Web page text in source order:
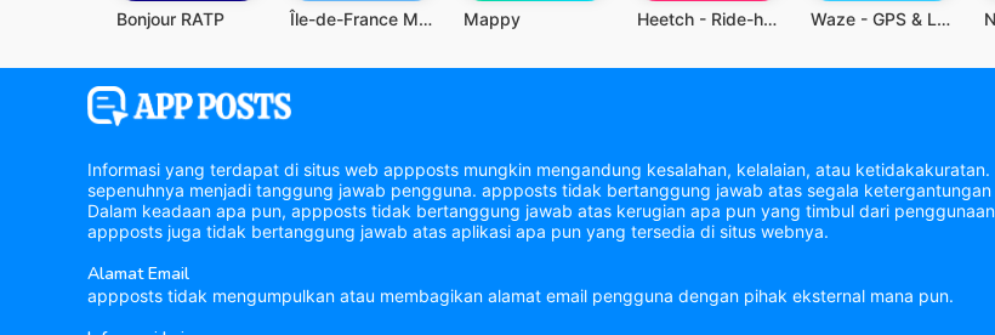
Bonjour RATP Île-de-France Mobilités Mappy Heetch - Ride-hailing app Waze - GPS & Lalu Lintas Live
Informasi yang terdapat di situs web appposts mungkin mengandung kesalahan, kelalaian, atau
sepenuhnya menjadi tanggung jawab pengguna. appposts tidak bertanggung jawab atas segala
Dalam keadaan apa pun, appposts tidak bertanggung jawab atas kerugian apa pun yang timbul dari
appposts juga tidak bertanggung jawab atas aplikasi apa pun yang tersedia di situs webnya.
Alamat Email
appposts tidak mengumpulkan atau membagikan alamat email pengguna dengan pihak eksternal mana pun.